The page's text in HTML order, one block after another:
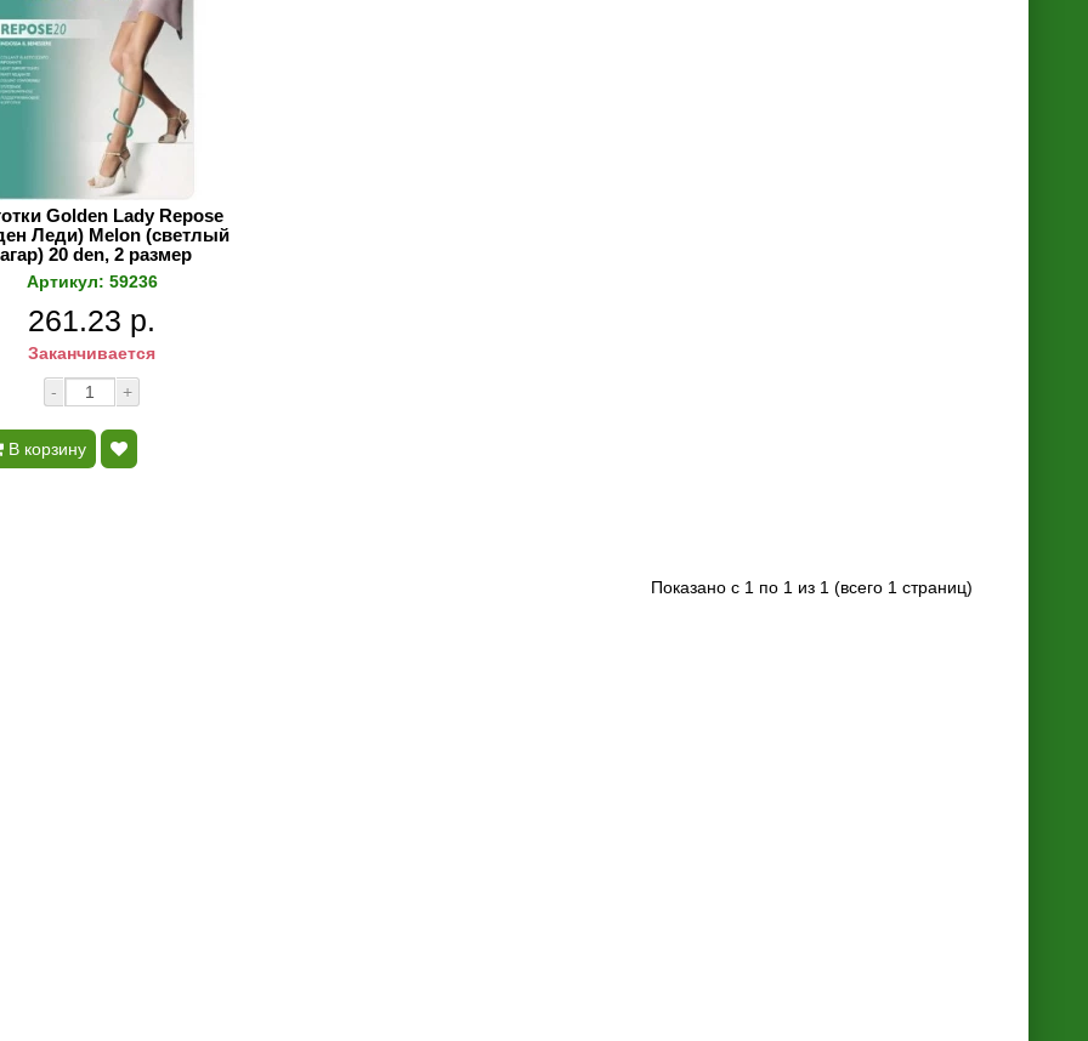
Golden Lady Repose
Леди) Melon (светлый
20 den, 2 размер
Артикул: 59236
261.23 р.
Заканчивается
-
+
В корзину
Показано с 1 по 1 из 1 (всего 1 страниц)